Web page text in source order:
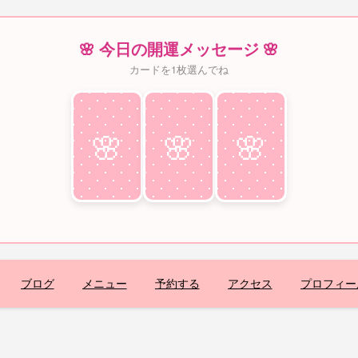
🌸 今日の開運メッセージ 🌸
カードを1枚選んでね
🌸
♥ 🌸
♥ 🌸
♥
ブログ メニュー 予約する アクセス プロフィ